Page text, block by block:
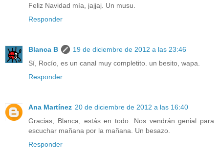
Feliz Navidad mía, jajjaj. Un musu.
Responder
Blanca B
19 de diciembre de 2012 a las 23:46
Sí, Rocío, es un canal muy completito. un besito, wapa.
Responder
Ana Martínez 20 de diciembre de 2012 a las 16:40
Gracias, Blanca, estás en todo. Nos vendrán genial para
escuchar mañana por la mañana. Un besazo.
Responder